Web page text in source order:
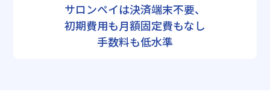
サロンペイは決済端末不要、
初期費用も月額固定費もなし
手数料も低水準